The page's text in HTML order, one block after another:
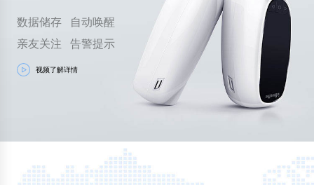
数据储存 自动唤醒
亲友关注 告警提示
视频了解详情